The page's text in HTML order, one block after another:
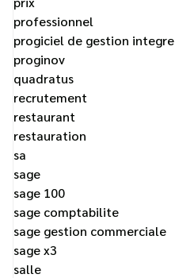
professionnel
progiciel de gestion integre
proginov
quadratus
recrutement
restaurant
restauration
sa
sage
sage 100
sage comptabilite
sage gestion commerciale
sage x3
salle